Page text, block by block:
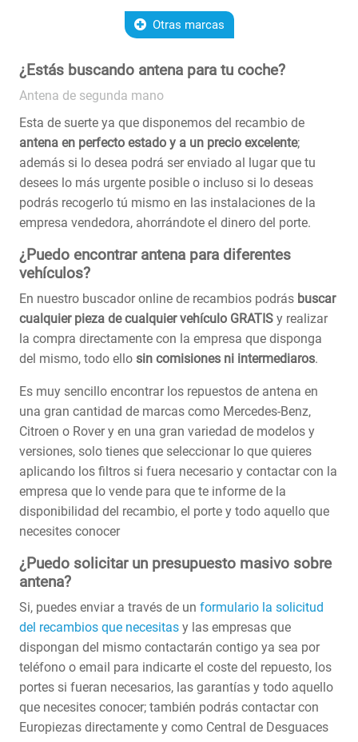
Otras marcas
¿Estás buscando antena para tu coche?
Antena de segunda mano
Esta de suerte ya que disponemos del recambio de
antena en perfecto estado y a un precio excelente;
además si lo desea podrá ser enviado al lugar que tu
desees lo más urgente posible o incluso si lo deseas
podrás recogerlo tú mismo en las instalaciones de la
empresa vendedora, ahorrándote el dinero del porte.
¿Puedo encontrar antena para diferentes
vehículos?
En nuestro buscador online de recambios podrás buscar
cualquier pieza de cualquier vehículo GRATIS y realizar
la compra directamente con la empresa que disponga
del mismo, todo ello sin comisiones ni intermediaros.
Es muy sencillo encontrar los repuestos de antena en
una gran cantidad de marcas como Mercedes-Benz,
Citroen o Rover y en una gran variedad de modelos y
versiones, solo tienes que seleccionar lo que quieres
aplicando los filtros si fuera necesario y contactar con la
empresa que lo vende para que te informe de la
disponibilidad del recambio, el porte y todo aquello que
necesites conocer
¿Puedo solicitar un presupuesto masivo sobre
antena?
Si, puedes enviar a través de un formulario la solicitud
del recambios que necesitas y las empresas que
dispongan del mismo contactarán contigo ya sea por
teléfono o email para indicarte el coste del repuesto, los
portes si fueran necesarios, las garantías y todo aquello
que necesites conocer; también podrás contactar con
Europiezas directamente y como Central de Desguaces